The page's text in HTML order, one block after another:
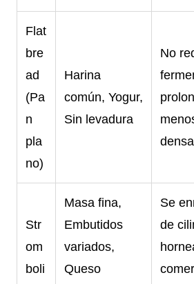
Flat
bre
ad
(Pa
n
pla
no)
Harina
común, Yogur,
Sin levadura
No
Str
om
boli
Masa fina,
Embutidos
variados,
Queso
Se
de